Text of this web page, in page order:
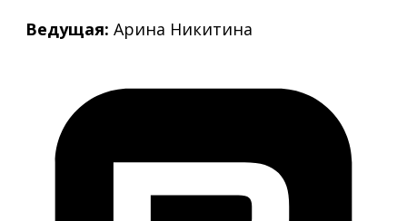
Ведущая: Арина Никитина